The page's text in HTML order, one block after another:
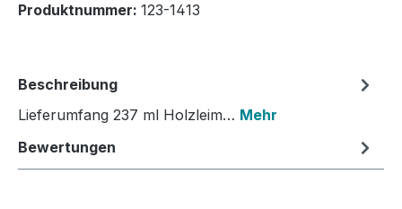
Produktnummer: 123-1413
Beschreibung
Lieferumfang 237 ml Holzleim… Mehr
Bewertungen